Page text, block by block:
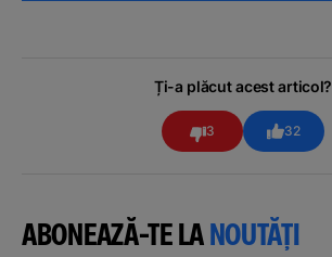
Ți-a plăcut acest articol?
3 32
ABONEAZĂ-TE LANOUTĂȚI